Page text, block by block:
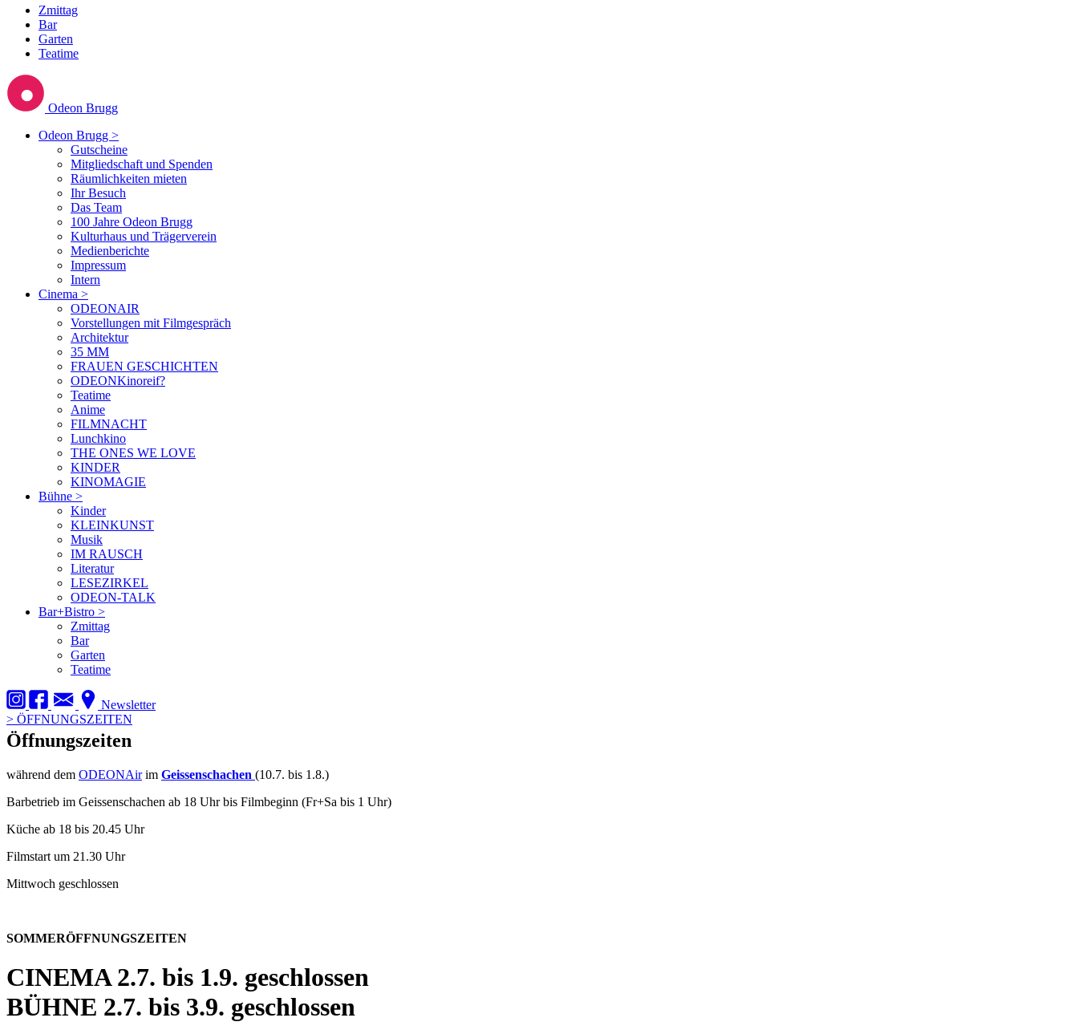
Zmittag
Bar
Garten
Teatime
Odeon Brugg
Odeon Brugg >
Gutscheine
Mitgliedschaft und Spenden
Räumlichkeiten mieten
Ihr Besuch
Das Team
100 Jahre Odeon Brugg
Kulturhaus und Trägerverein
Medienberichte
Impressum
Intern
Cinema >
ODEONAIR
Vorstellungen mit Filmgespräch
Architektur
35 MM
FRAUEN GESCHICHTEN
ODEONKinoreif?
Teatime
Anime
FILMNACHT
Lunchkino
THE ONES WE LOVE
KINDER
KINOMAGIE
Bühne >
Kinder
KLEINKUNST
Musik
IM RAUSCH
Literatur
LESEZIRKEL
ODEON-TALK
Bar+Bistro >
Zmittag
Bar
Garten
Teatime
Newsletter
> ÖFFNUNGSZEITEN
Öffnungszeiten
während dem ODEONAirim Geissenschachen (10.7. bis 1.8.)
Barbetrieb im Geissenschachen ab 18 Uhr bis Filmbeginn (Fr+Sa bis 1 Uhr)
Küche ab 18 bis 20.45 Uhr
Filmstart um 21.30 Uhr
Mittwoch geschlossen
SOMMERÖFFNUNGSZEITEN
CINEMA2.7. bis 1.9. geschlossen
BÜHNE 2.7. bis 3.9. geschlossen